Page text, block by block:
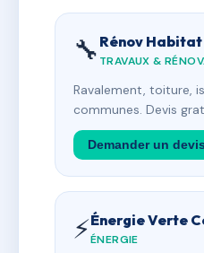
🔧 Rénov Habitat
TRAVAUX &
Ravalement, toiture,
communes. Devis
Demander un
⚡Énergie Verte
ÉNERGIE